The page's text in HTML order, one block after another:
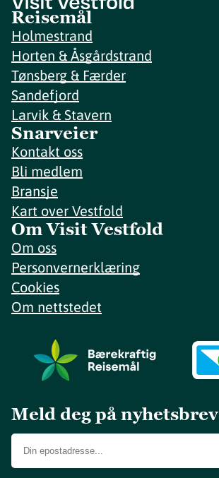
Reisemål
Holmestrand
Horten & Åsgårdstrand
Tønsberg & Færder
Sandefjord
Larvik & Stavern
Snarveier
Kontakt oss
Bli medlem
Bransje
Kart over Vestfold
Om Visit Vestfold
Om oss
Personvernerklæring
Cookies
Om nettstedet
Meld deg på nyhetsbrev